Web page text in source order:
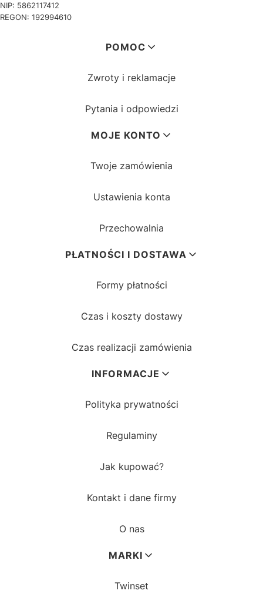
NIP: 5862117412
REGON: 192994610
POMOC
Zwroty i reklamacje
Pytania i odpowiedzi
MOJE KONTO
Twoje zamówienia
Ustawienia konta
Przechowalnia
PŁATNOŚCI I DOSTAWA
Formy płatności
Czas i koszty dostawy
Czas realizacji zamówienia
INFORMACJE
Polityka prywatności
Regulaminy
Jak kupować?
Kontakt i dane firmy
O nas
MARKI
Twinset